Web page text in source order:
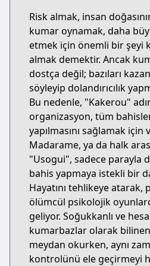
Risk almak, insan
kumar oynamak, daha
etmek için önemli bir şeyi
almak demektir. Ancak
dostça değil; bazıları
söyleyip dolandırıcılık
Bu nedenle, "Kakerou"
organizasyon, tüm
yapılmasını sağlamak için
Madarame, ya da halk
"Usogui", sadece parayla
bahis yapmaya istekli bir
Hayatını tehlikeye
ölümcül psikolojik
geliyor. Soğukkanlı ve
kumarbazlar olarak bilinen
meydan okurken, aynı
kontrolünü ele geçirmeyi